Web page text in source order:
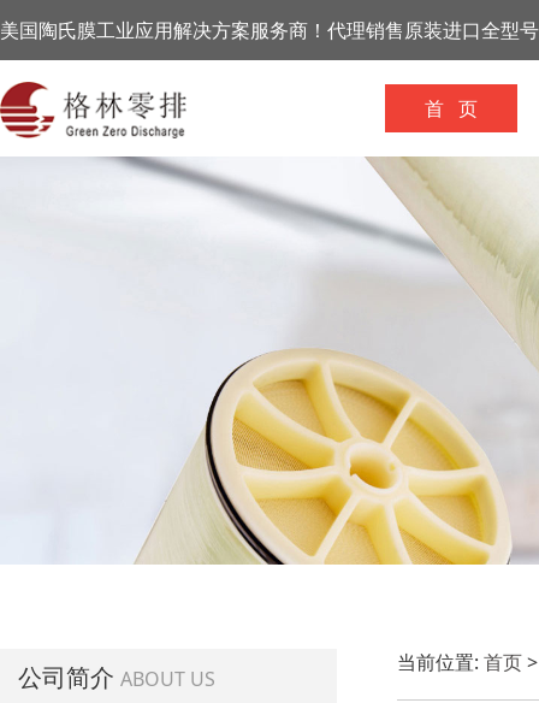
美国陶氏膜工业应用解决方案服务商！代理销售原装进口全型
首 页
公司简介 ABOUT US
当前位置: 首页